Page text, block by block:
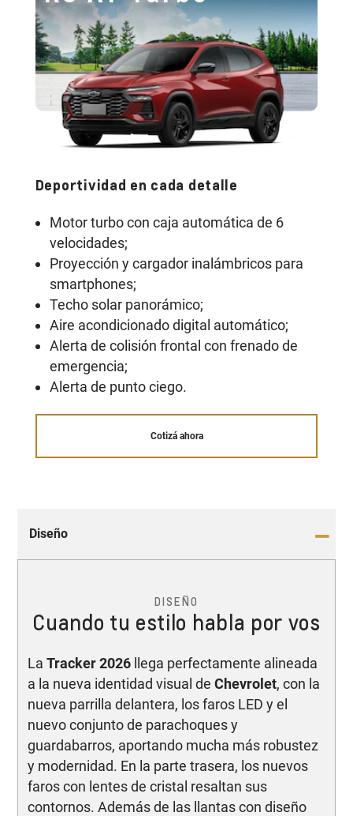
Deportividad en cada detalle
Motor turbo con caja automática de 6
velocidades;
Proyección y cargador inalámbricos para
smartphones;
Techo solar panorámico;
Aire acondicionado digital automático;
Alerta de colisión frontal con frenado de
emergencia;
Alerta de punto ciego.
Cotizá ahora
Diseño
DISEÑO
Cuando tu estilo habla por vos
La Tracker 2026llega perfectamente alineada
a la nueva identidad visual de Chevrolet, con la
nueva parrilla delantera, los faros LED y el
nuevo conjunto de parachoques y
guardabarros, aportando mucha más robustez
y modernidad. En la parte trasera, los nuevos
faros con lentes de cristal resaltan sus
contornos. Además de las llantas con diseño